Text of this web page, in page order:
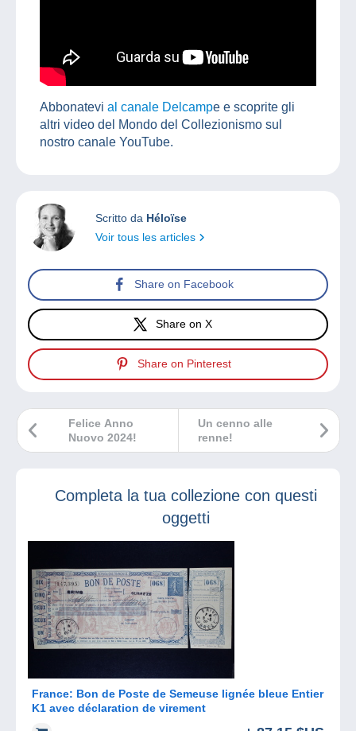
Abbonatevi al canale Delcampe e scoprite gli
altri video del Mondo del Collezionismo sul
nostro canale YouTube.
Scritto da Héloïse
Voir tous les articles
Share on Facebook
Share on X
Share on Pinterest
Un cenno alle
renne!
Felice Anno
Nuovo 2024!
Completa la tua collezione con questi
oggetti
France: Bon de Poste de Semeuse lignée bleue Entier
K1 avec déclaration de virement